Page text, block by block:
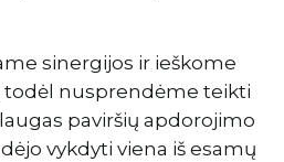
sinergijos ir ieškome
todėl nusprendėme teikti
paviršių apdorojimo
vykdyti viena iš esamų